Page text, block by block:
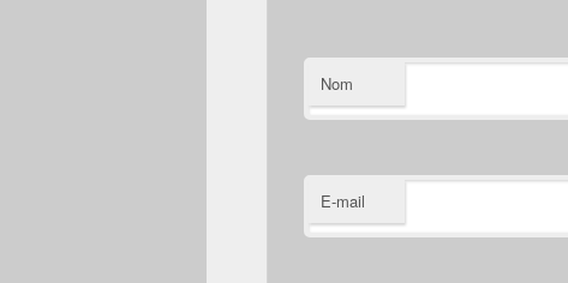
Nom
E-mail